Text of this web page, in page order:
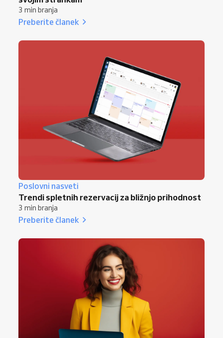
3 min branja
Preberite članek
Poslovni nasveti
Trendi spletnih rezervacij za bližnjo prihodnost
3 min branja
Preberite članek